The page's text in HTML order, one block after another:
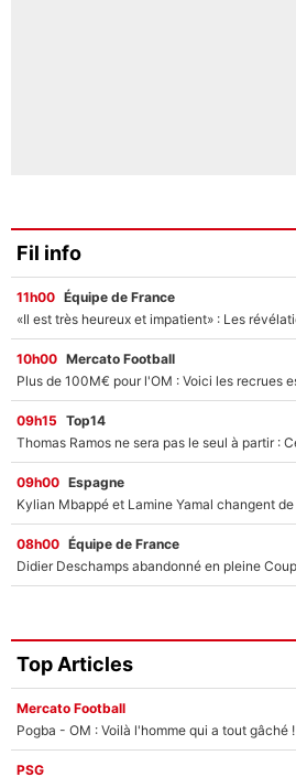
Fil info
11h00 Équipe de France
10h00 Mercato Football
09h15 Top14
09h00 Espagne
08h00 Équipe de France
Top Articles
Mercato Football
Pogba - OM : Voilà l'homme qui a tout gâché !
PSG